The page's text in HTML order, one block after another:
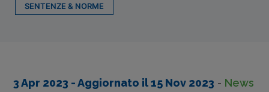
SENTENZE & NORME
3 Apr 2023 - Aggiornato il15 Nov 2023 - News